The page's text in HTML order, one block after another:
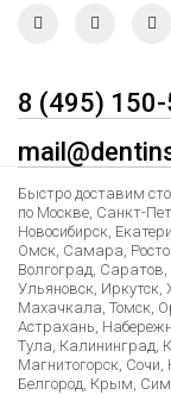
8 (495)
Быстро доставим
по Москве, Санкт-
Новосибирск,
Омск, Самара,
Волгоград,
Ульяновск, Иркутск,
Махачкала, Томск,
Астрахань,
Тула, Калининград,
Магнитогорск, Сочи,
Белгород, Крым,